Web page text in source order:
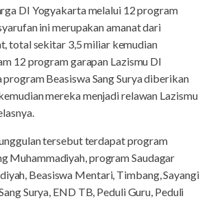
DI Yogyakarta melalui 12 program
ini merupakan amanat dari
total sekitar 3,5 miliar kemudian
12 program garapan Lazismu DI
Beasiswa Sang Surya diberikan
mereka menjadi relawan Lazismu
tersebut terdapat program
Muhammadiyah, program Saudagar
Beasiswa Mentari, Timbang, Sayangi
Surya, END TB, Peduli Guru, Peduli